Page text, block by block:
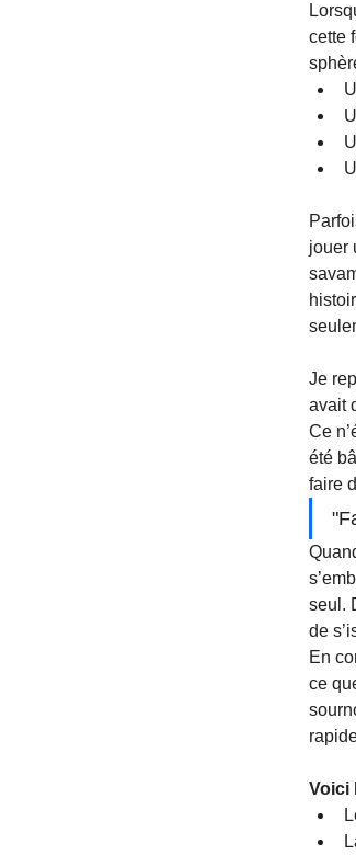
cette
jouer
Je
avait
Ce
été
faire
seul.
de
En
ce
Voici